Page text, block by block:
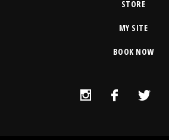
STORE
MY SITE
BOOK NOW